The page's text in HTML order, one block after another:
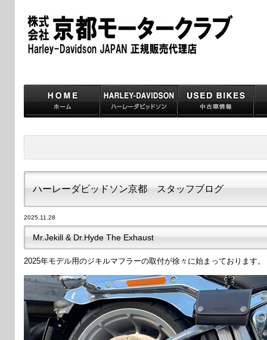
ハーレーダビッドソン京都 スタッフブログ
2025.11.28
Mr.Jekill & Dr.Hyde The Exhaust
2025年モデル用のジキルマフラーの取付が徐々に始まっております。